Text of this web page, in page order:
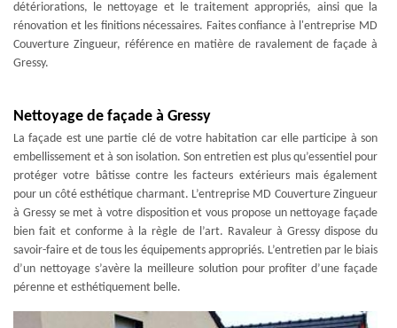
détériorations, le nettoyage et le traitement appropriés, ainsi que la
rénovation et les finitions nécessaires. Faites confiance à l'entreprise MD
Couverture Zingueur, référence en matière de ravalement de façade à
Gressy.
Nettoyage de façade à Gressy
La façade est une partie clé de votre habitation car elle participe à son
embellissement et à son isolation. Son entretien est plus qu’essentiel pour
protéger votre bâtisse contre les facteurs extérieurs mais également
pour un côté esthétique charmant. L’entreprise MD Couverture Zingueur
à Gressy se met à votre disposition et vous propose un nettoyage façade
bien fait et conforme à la règle de l’art. Ravaleur à Gressy dispose du
savoir-faire et de tous les équipements appropriés. L’entretien par le biais
d’un nettoyage s’avère la meilleure solution pour profiter d’une façade
pérenne et esthétiquement belle.